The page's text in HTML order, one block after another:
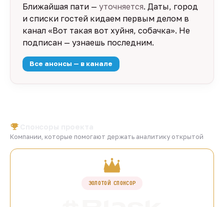
Ближайшая пати — уточняется. Даты, город
и списки гостей кидаем первым делом в
канал «Вот такая вот хуйня, собачка». Не
подписан — узнаешь последним.
Все анонсы — в канале
Компании, которые помогают держать аналитику открытой
ЗОЛОТОЙ СПОНСОР